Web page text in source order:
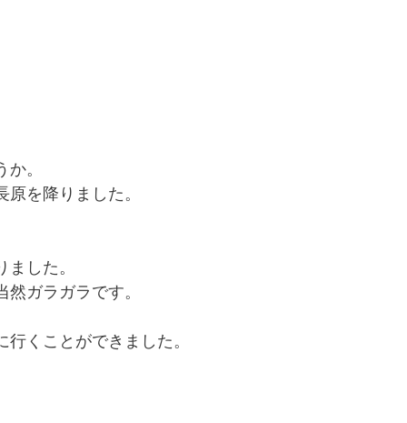
。
を降りました。
した。
ガラガラです。
くことができました。